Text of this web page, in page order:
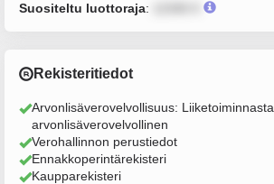
Suositeltu luottoraja:
Rekisteritiedot
Arvonlisäverovelvollisuus: Liiketoiminnasta
arvonlisäverovelvollinen
Verohallinnon perustiedot
Ennakkoperintärekisteri
Kaupparekisteri